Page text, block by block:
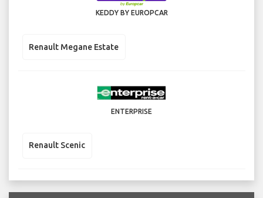
KEDDY BY EUROPCAR
Renault Megane Estate
ENTERPRISE
Renault Scenic